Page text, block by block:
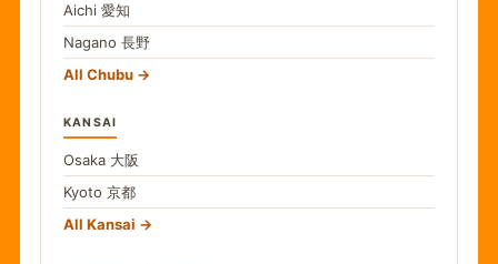
Aichi 愛知
Nagano 長野
All Chubu
KANSAI
Osaka 大阪
Kyoto 京都
All Kansai